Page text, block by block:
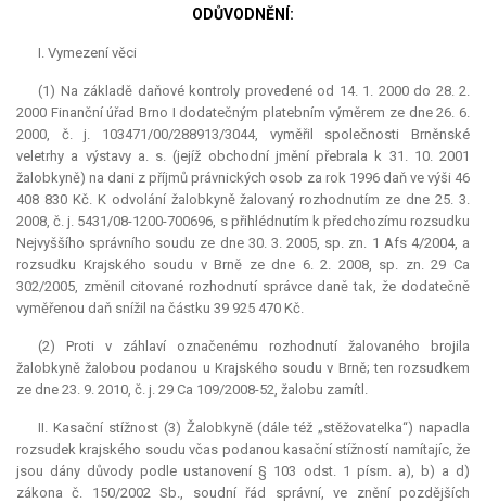
ODŮVODNĚNÍ:
I. Vymezení věci
(1) Na základě daňové kontroly provedené od 14. 1. 2000 do 28. 2.
2000 Finanční úřad Brno I dodatečným platebním výměrem ze dne 26. 6.
2000, č. j. 103471/00/288913/3044, vyměřil společnosti Brněnské
veletrhy a výstavy a. s. (jejíž obchodní jmění přebrala k 31. 10. 2001
žalobkyně) na dani z příjmů právnických osob za rok 1996 daň ve výši 46
408 830 Kč. K odvolání žalobkyně žalovaný rozhodnutím ze dne 25. 3.
2008, č. j. 5431/08-1200-700696, s přihlédnutím k předchozímu rozsudku
Nejvyššího správního soudu ze dne 30. 3. 2005, sp. zn. 1 Afs 4/2004, a
rozsudku Krajského soudu v Brně ze dne 6. 2. 2008, sp. zn. 29 Ca
302/2005, změnil citované rozhodnutí správce daně tak, že dodatečně
vyměřenou daň snížil na částku 39 925 470 Kč.
(2) Proti v záhlaví označenému rozhodnutí žalovaného brojila
žalobkyně žalobou podanou u Krajského soudu v Brně; ten rozsudkem
ze dne 23. 9. 2010, č. j. 29 Ca 109/2008-52, žalobu zamítl.
II. Kasační stížnost (3) Žalobkyně (dále též „stěžovatelka“) napadla
rozsudek krajského soudu včas podanou kasační stížností namítajíc, že
jsou dány důvody podle ustanovení § 103 odst. 1 písm. a), b) a d)
zákona č. 150/2002 Sb., soudní řád správní, ve znění pozdějších